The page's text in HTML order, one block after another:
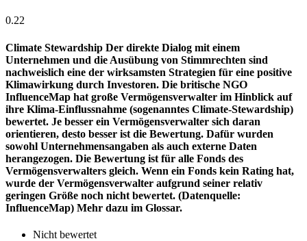
0.22
Climate Stewardship Der direkte Dialog mit einem
Unternehmen und die Ausübung von Stimmrechten sind
nachweislich eine der wirksamsten Strategien für eine positive
Klimawirkung durch Investoren. Die britische NGO
InfluenceMap hat große Vermögensverwalter im Hinblick auf
ihre Klima-Einflussnahme (sogenanntes Climate-Stewardship)
bewertet. Je besser ein Vermögensverwalter sich daran
orientieren, desto besser ist die Bewertung. Dafür wurden
sowohl Unternehmensangaben als auch externe Daten
herangezogen. Die Bewertung ist für alle Fonds des
Vermögensverwalters gleich. Wenn ein Fonds kein Rating hat,
wurde der Vermögensverwalter aufgrund seiner relativ
geringen Größe noch nicht bewertet. (Datenquelle:
InfluenceMap) Mehr dazu im Glossar.
Nicht bewertet